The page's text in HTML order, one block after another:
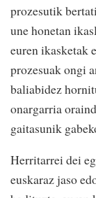
prozesutik
une honetan
euren ikasketak
prozesuak ongi
baliabidez
onargarria
gaitasunik
Herritarrei dei
euskaraz jaso